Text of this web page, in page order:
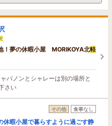
！夢の休暇小屋 MORIKOYA北軽
バノンとシャレーは別の場所と
さい
その他 食事なし
暇小屋で暮らすように過ごす静